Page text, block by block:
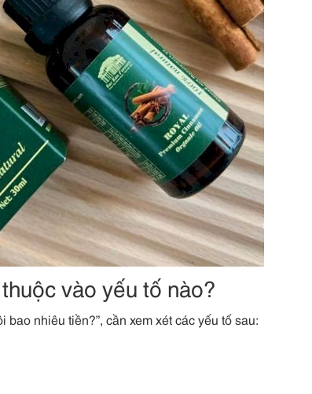
vào yếu tố nào?
nhiêu tiền?”, cần xem xét các yếu tố sau: